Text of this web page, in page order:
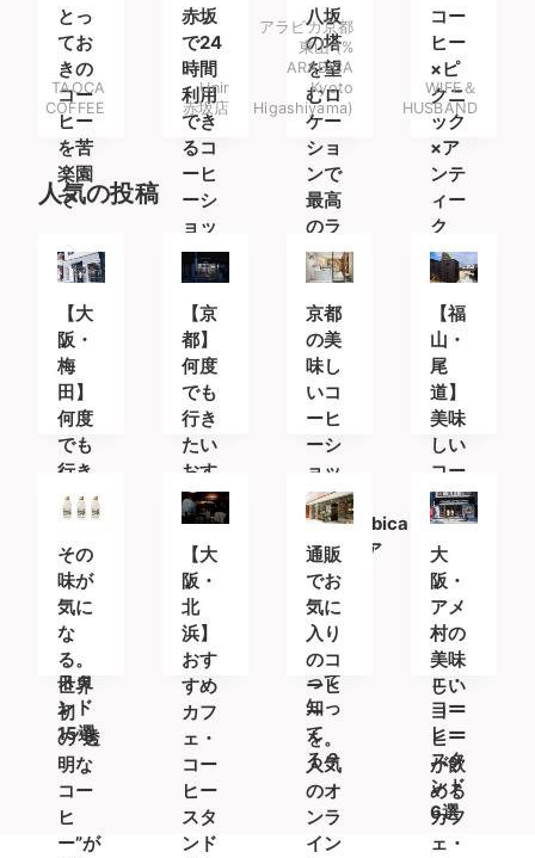
ヒー
専門
店
りチ
ルア
ウト
ース
タン
ド
とっ
てお
きの
コー
ヒー
を苦
楽園
で
TAOCA
COFFEE
赤坂
で24
時間
利用
でき
るコ
ーヒ
ーシ
ョッ
プ
Unir
赤坂店
八坂
の塔
を望
むロ
ケー
ショ
ンで
最高
のラ
テを
アラビカ京都
東山 (%
ARABICA
Kyoto
Higashiyama)
コー
ヒー
×ピ
クニ
ック
×ア
ンテ
ィー
ク
WIFE＆
HUSBAND
人気の投稿
【大
阪・
梅
田】
何度
でも
行き
たい
おす
すめ
カフ
ェ＆
コー
ヒー
スタ
ンド
15選
【京
都】
何度
でも
行き
たい
おす
すめ
カフ
ェ＆
コー
ヒー
スタ
ンド
京都
の美
味し
いコ
ーヒ
ーシ
ョッ
プ
「%Arabica
Kyoto(ア
ラビ
カキ
ョウ
ト)」
って
知っ
て
る？
【福
山・
尾
道】
美味
しい
コー
ヒー
を求
めて
〜 お
すす
めの
カフ
ェ・
コー
ヒー
スタ
ンド
6選
その
味が
気に
な
る。
世界
初
の”透
明な
コー
ヒ
ー”が
【大
阪・
北
浜】
おす
すめ
カフ
ェ・
コー
ヒー
スタ
ンド
通販
でお
気に
入り
のコ
ーヒ
ー
を。
人気
のオ
ンラ
イン
大
阪・
アメ
村の
美味
しい
コー
ヒー
が飲
める
カフ
ェ・